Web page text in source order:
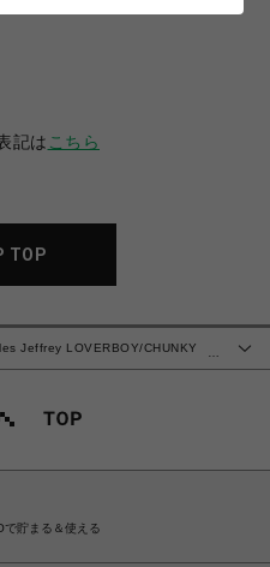
記は こちら
TOP
…
Jeffrey LOVERBOY/CHUNKY
で貯まる＆使える